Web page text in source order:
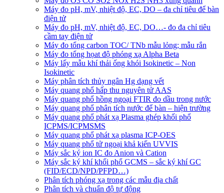
Máy đo pH, mV, nhiệt độ, EC, DO – đa chỉ tiêu để bàn
điện tử
Máy đo pH, mV, nhiệt độ, EC, DO…- đo đa chỉ tiêu
cầm tay điện tử
Máy đo tổng carbon TOC/ TNb mẫu lỏng; mẫu rắn
Máy đo tổng họat độ phóng xạ Alpha Beta
Máy lấy mẫu khí thải ống khói Isokinetic – Non
Isokinetic
Máy phân tích thủy ngân Hg dạng vết
Máy quang phổ hấp thu nguyên tử AAS
Máy quang phổ hồng ngoại FTIR đo dầu trong nước
Máy quang phổ phân tích nước để bàn – hiện trường
Máy quang phổ phát xạ Plasma ghép khối phổ
ICPMS/ICPMSMS
Máy quang phổ phát xạ plasma ICP-OES
Máy quang phổ tử ngoại khả kiến UVVIS
Máy sắc ký ion IC đo Anion và Cation
Máy sắc ký khí khối phổ GCMS – sắc ký khí GC
(FID/ECD/NPD/PFPD…)
Phân tích phóng xạ trong các mẫu địa chất
Phân tích và chuẩn độ tự động